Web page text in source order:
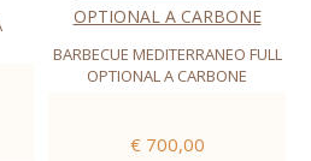
BARBECUE MEDITERRANEO FULL
OPTIONAL A CARBONE
€ 700,00